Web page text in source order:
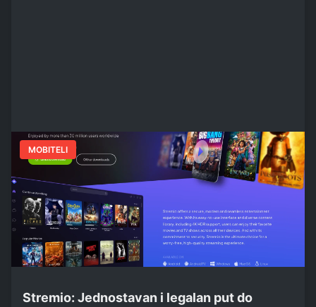
MOBITELI
Stremio: Jednostavan i legalan put do